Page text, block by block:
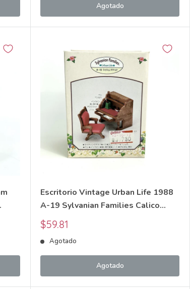
Agotado
Escritorio Vintage Urban Life 1988
A-19 Sylvanian Families Calico
Critters
Precio
de
venta
$59.81
Agotado
Agotado